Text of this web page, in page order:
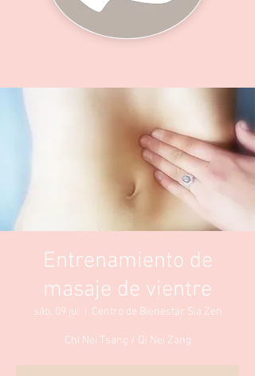
Entrenamiento de
masaje de vientre
sáb, 09 jul Centro de Bienestar Sia Zen
Chi Nei Tsang / Qi Nei Zang